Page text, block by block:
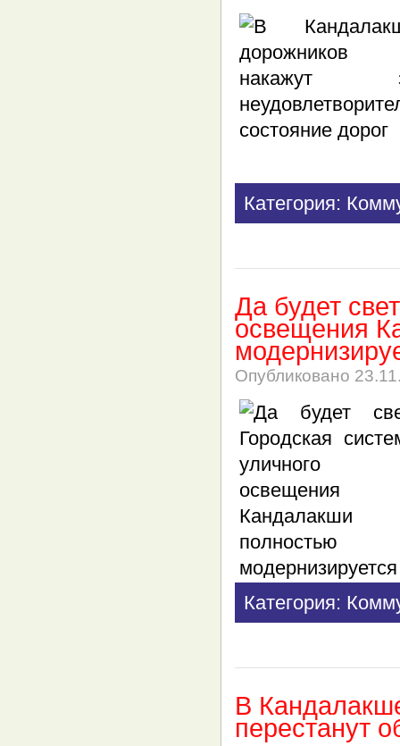
Категория:
Да будет
освещения
Опубликовано
Категория:
В
перестанут